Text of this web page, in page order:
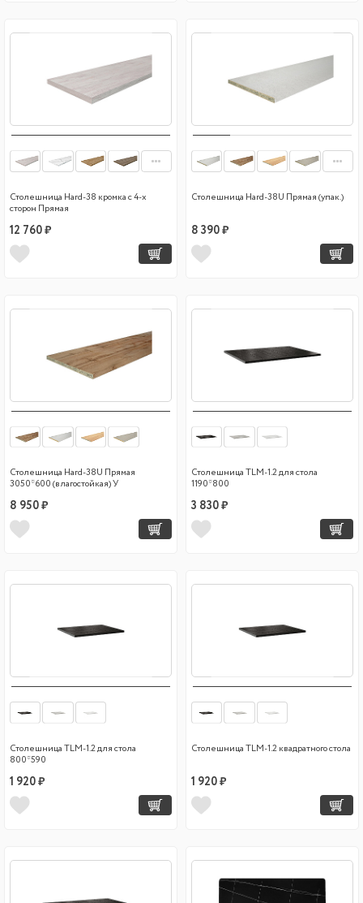
Столешница Hard-38 кромка с 4-х
сторон Прямая
12 760 ₽
Столешница Hard-38U Прямая (упак.)
8 390 ₽
Столешница Hard-38U Прямая
3050*600 (влагостойкая) У
8 950 ₽
Столешница TLM-1.2 для стола
1190*800
3 830 ₽
Столешница TLM-1.2 для стола
800*590
1 920 ₽
Столешница TLM-1.2 квадратного стола
1 920 ₽